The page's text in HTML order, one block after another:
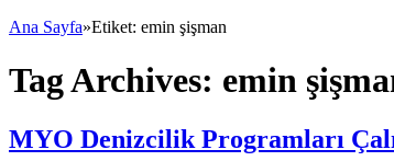
Ana Sayfa»Etiket: emin şişman
Tag Archives: emin
MYO Denizcilik Programları